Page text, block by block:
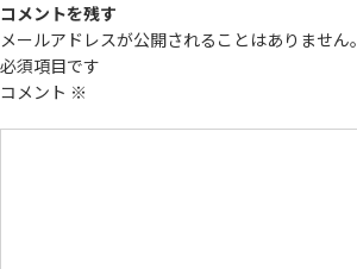
コメントを残す
メールアドレスが公開されることはありません。
必須項目です
コメント ※